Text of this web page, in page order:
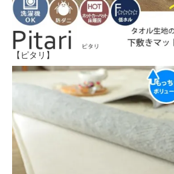
【ピタリ】